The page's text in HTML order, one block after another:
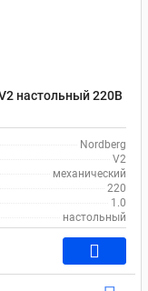
настольный 220В
Nordberg
V2
механический
220
1.0
настольный